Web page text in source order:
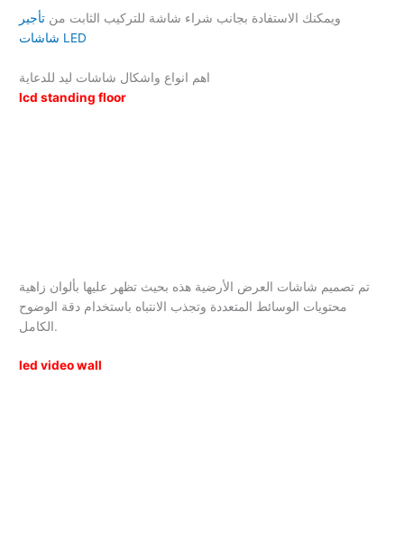
ويمكنك الاستفادة بجانب شراء شاشة للتركيب الثابت من تأجير
شاشات LED
اهم انواع واشكال شاشات ليد للدعاية
lcd standing floor
تم تصميم شاشات العرض الأرضية هذه بحيث تظهر عليها بألوان زاهية
محتويات الوسائط المتعددة وتجذب الانتباه باستخدام دقة الوضوح
الكامل.
led video wall